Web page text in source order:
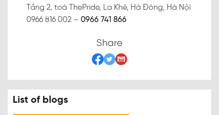
Tầng 2, toà ThePride, La Khê, Hà Đông, Hà Nội
0966 816 002 – 0966 741 866
Share
List of blogs